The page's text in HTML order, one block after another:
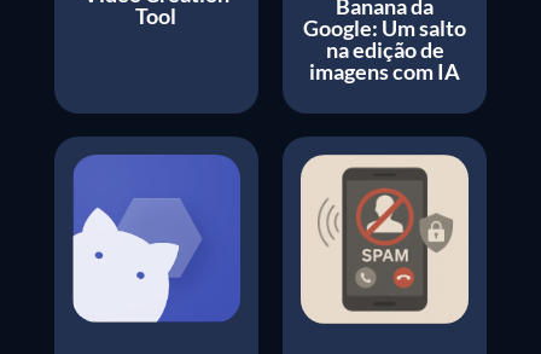
Tool
Banana da
Google: Um salto
na edição de
imagens com IA